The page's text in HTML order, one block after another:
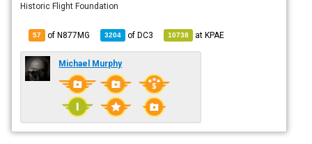
Historic Flight Foundation
57 of N877MG 3204 ofDC3 10738 atKPAE
Michael Murphy